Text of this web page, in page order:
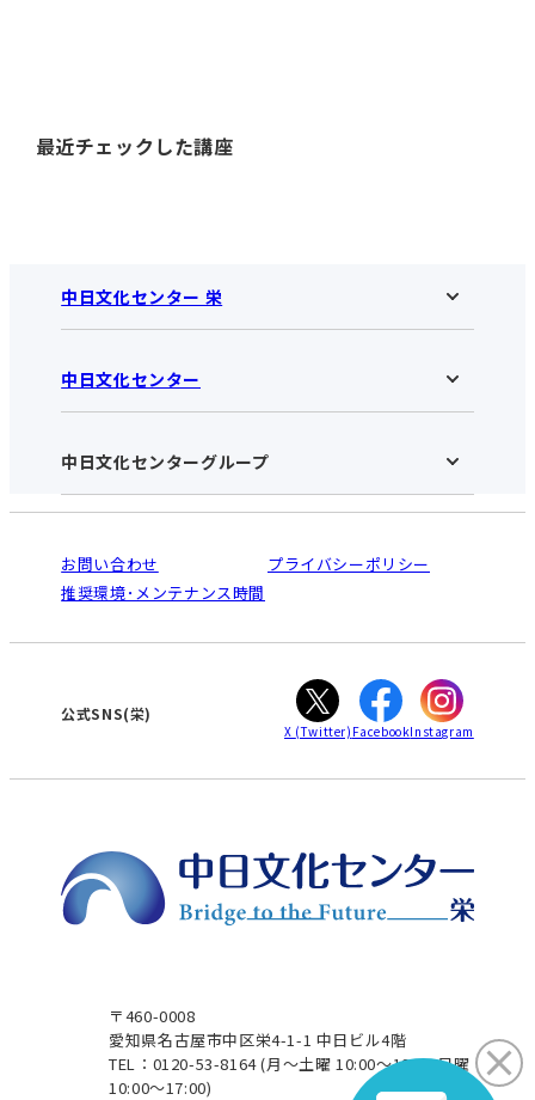
最近チェックした講座
中日文化センター 栄
中日文化センター 栄HOME
お知らせ
アクセス･営業時間
お申し込みの流れ
入会と受講のご案内
中日文化センター
中日文化センターHOME
中日文化センターとは
受講規約・会員特典
ご利用ガイド
オンライン講座受講の手順
WEBサイトのよくある質問
中日文化センターグループ
南大高
犬山
高蔵寺
大垣
津
お問い合わせ
プライバシーポリシー
推奨環境･メンテナンス時間
〒460-0008
愛知県名古屋市中区栄4-1-1 中日ビル4階
TEL：0120-53-8164(月～土曜 10:00～19:00 日曜
10:00～17:00)
公式SNS(栄)
X (Twitter) FacebookInstagram